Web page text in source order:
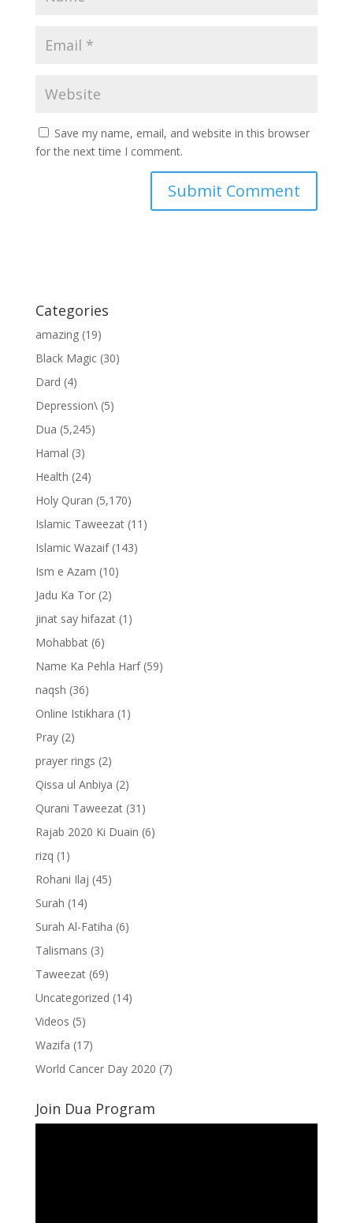
Save my name, email, and website in this browser
for the next time I comment.
Categories
amazing(19)
Black Magic(30)
Dard (4)
Depression\(5)
Dua (5,245)
Hamal (3)
Health (24)
Holy Quran (5,170)
Islamic Taweezat(11)
Islamic Wazaif(143)
Ism e Azam (10)
Jadu Ka Tor(2)
jinat say hifazat(1)
Mohabbat(6)
Name Ka Pehla Harf(59)
naqsh (36)
Online Istikhara (1)
Pray(2)
prayer rings (2)
Qissa ul Anbiya (2)
Qurani Taweezat(31)
Rajab 2020 Ki Duain (6)
rizq (1)
Rohani Ilaj (45)
Surah (14)
Surah Al-Fatiha (6)
Talismans (3)
Taweezat(69)
Uncategorized (14)
Videos (5)
Wazifa (17)
World Cancer Day 2020 (7)
Join Dua Program